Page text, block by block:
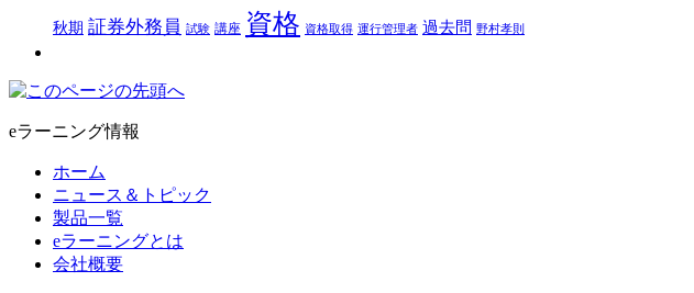
秋期 証券外務員 試験 講座 資格 資格取得 運行管理者 過去問 野村孝則
eラーニング情報
ホーム
ニュース＆トピック
製品一覧
eラーニングとは
会社概要